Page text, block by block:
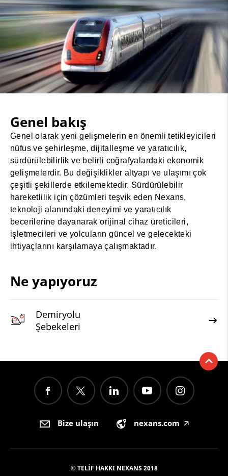
Genel bakış
Genel olarak yeni gelişmelerin en önemli tetikleyicileri
nüfus ve şehirleşme, dijitalleşme ve yaratıcılık,
sürdürülebilirlik ve belirli coğrafyalardaki ekonomik
gelişmelerdir. Bu değişiklikler altyapı ve ulaşımı çok
çeşitli şekillerde etkilemektedir. Sürdürülebilir
hareketlilik için çözümleri teşvik eden Nexans,
teknoloji alanındaki deneyimi ve yaratıcılık
becerilerine dayanarak orijinal cihaz üreticileri,
işletmecileri ve yolcuların güncel ve gelecekteki
ihtiyaçlarını karşılamaya çalışmaktadır.
Ne yapıyoruz
Demiryolu
Şebekeleri
Bize ulaşın nexans.com 🡥
© TELIF HAKKI NEXANS 2018